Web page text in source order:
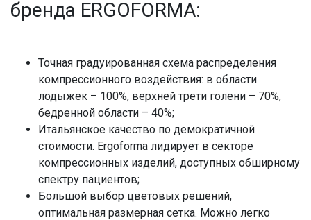
бренда ERGOFORMA:
Точная градуированная схема распределения
компрессионного воздействия: в области
лодыжек – 100%, верхней трети голени – 70%,
бедренной области – 40%;
Итальянское качество по демократичной
стоимости. Ergoforma лидирует в секторе
компрессионных изделий, доступных обширному
спектру пациентов;
Большой выбор цветовых решений,
оптимальная размерная сетка. Можно легко